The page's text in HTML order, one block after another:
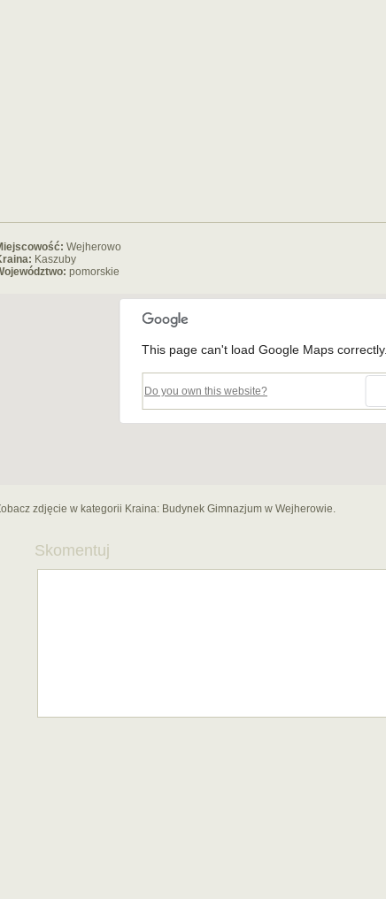
Wejherowo
Kaszuby
pomorskie
This page can't load Google Maps correctly.
Do you own this website?
zdjęcie w kategorii Kraina: Budynek Gimnazjum w Wejherowie.
Skomentuj